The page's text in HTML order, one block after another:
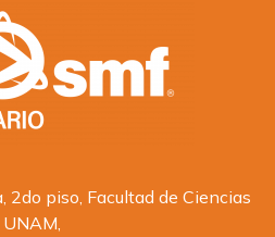
2do piso, Facultad de Ciencias
UNAM,